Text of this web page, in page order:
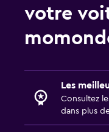
votre
Les
Consultez
dans plus